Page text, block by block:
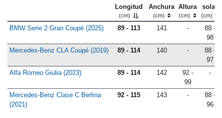
Longitud
(cm)
Anchura
(cm)
Altura
(cm)
solar
(cm)
BMW Serie 2 Gran Coupé (2025) 89 - 113 141 -
88 -
98
Mercedes-Benz CLA Coupé (2019)
89 - 114 140 -
88 -
97
Alfa Romeo Giulia (2023)
89 - 114 142
92 -
99
-
Mercedes-Benz Clase C Berlina
(2021)
92 - 115 143 -
88 -
96